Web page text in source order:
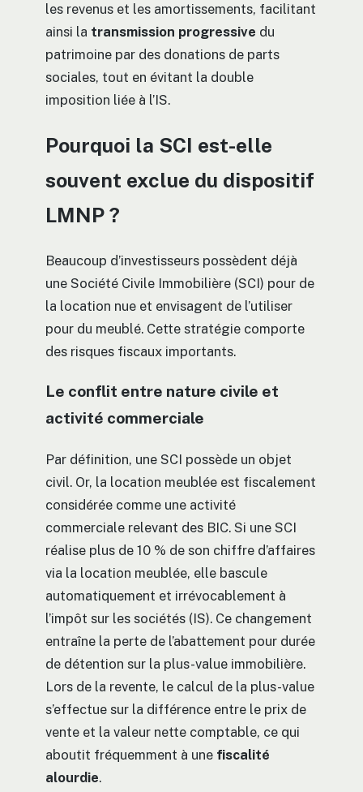
les revenus et les amortissements, facilitant
ainsi la transmission progressive du
patrimoine par des donations de parts
sociales, tout en évitant la double
imposition liée à l’IS.
Pourquoi la SCI est-elle
souvent exclue du dispositif
LMNP ?
Beaucoup d’investisseurs possèdent déjà
une Société Civile Immobilière (SCI) pour de
la location nue et envisagent de l’utiliser
pour du meublé. Cette stratégie comporte
des risques fiscaux importants.
Le conflit entre nature civile et
activité commerciale
Par définition, une SCI possède un objet
civil. Or, la location meublée est fiscalement
considérée comme une activité
commerciale relevant des BIC. Si une SCI
réalise plus de 10 % de son chiffre d’affaires
via la location meublée, elle bascule
automatiquement et irrévocablement à
l’impôt sur les sociétés (IS). Ce changement
entraîne la perte de l’abattement pour durée
de détention sur la plus-value immobilière.
Lors de la revente, le calcul de la plus-value
s’effectue sur la différence entre le prix de
vente et la valeur nette comptable, ce qui
aboutit fréquemment à une fiscalité
alourdie.